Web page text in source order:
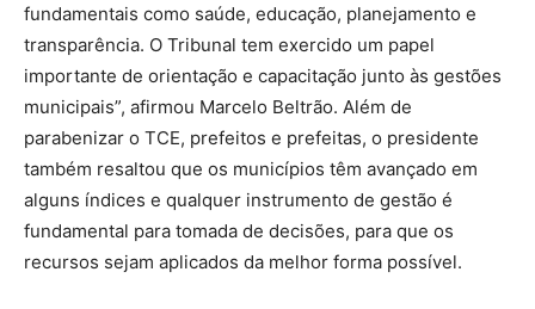
fundamentais como saúde, educação, planejamento e
transparência. O Tribunal tem exercido um papel
importante de orientação e capacitação junto às gestões
municipais”, afirmou Marcelo Beltrão. Além de
parabenizar o TCE, prefeitos e prefeitas, o presidente
também resaltou que os municípios têm avançado em
alguns índices e qualquer instrumento de gestão é
fundamental para tomada de decisões, para que os
recursos sejam aplicados da melhor forma possível.